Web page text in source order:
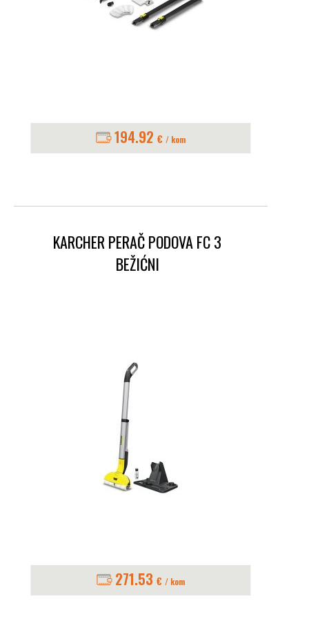
194.92 € / kom
KARCHER PERAČ PODOVA FC 3
BEŽIĆNI
271.53 € / kom